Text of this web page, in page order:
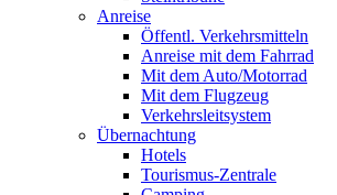
Anreise
Öffentl. Verkehrsmitteln
Anreise mit dem Fahrrad
Mit dem Auto/Motorrad
Mit dem Flugzeug
Verkehrsleitsystem
Übernachtung
Hotels
Tourismus-Zentrale